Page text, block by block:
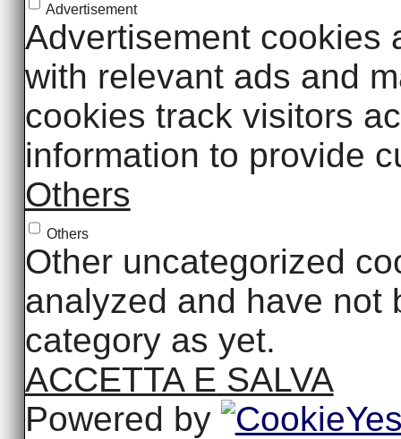
Advertisement
Advertisement cookies
with relevant ads and
cookies track visitors
information to provide
Others
Others
Other uncategorized
analyzed and have not
category as yet.
ACCETTA E SALVA
Powered by